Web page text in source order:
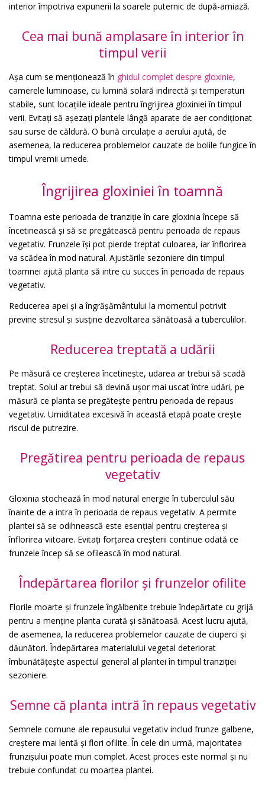
interior împotriva expunerii la soarele puternic de după-amiază.
Cea mai bună amplasare în interior în
timpul verii
Așa cum se menționează în ghidul complet despre gloxinie,
camerele luminoase, cu lumină solară indirectă și temperaturi
stabile, sunt locațiile ideale pentru îngrijirea gloxiniei în timpul
verii. Evitați să așezați plantele lângă aparate de aer condiționat
sau surse de căldură. O bună circulație a aerului ajută, de
asemenea, la reducerea problemelor cauzate de bolile fungice în
timpul vremii umede.
Îngrijirea gloxiniei în toamnă
Toamna este perioada de tranziție în care gloxinia începe să
încetinească și să se pregătească pentru perioada de repaus
vegetativ. Frunzele își pot pierde treptat culoarea, iar înflorirea
va scădea în mod natural. Ajustările sezoniere din timpul
toamnei ajută planta să intre cu succes în perioada de repaus
vegetativ.
Reducerea apei și a îngrășământului la momentul potrivit
previne stresul și susține dezvoltarea sănătoasă a tuberculilor.
Reducerea treptată a udării
Pe măsură ce creșterea încetinește, udarea ar trebui să scadă
treptat. Solul ar trebui să devină ușor mai uscat între udări, pe
măsură ce planta se pregătește pentru perioada de repaus
vegetativ. Umiditatea excesivă în această etapă poate crește
riscul de putrezire.
Pregătirea pentru perioada de repaus
vegetativ
Gloxinia stochează în mod natural energie în tuberculul său
înainte de a intra în perioada de repaus vegetativ. A permite
plantei să se odihnească este esențial pentru creșterea și
înflorirea viitoare. Evitați forțarea creșterii continue odată ce
frunzele încep să se ofilească în mod natural.
Îndepărtarea florilor și frunzelor ofilite
Florile moarte și frunzele îngălbenite trebuie îndepărtate cu grijă
pentru a menține planta curată și sănătoasă. Acest lucru ajută,
de asemenea, la reducerea problemelor cauzate de ciuperci și
dăunători. Îndepărtarea materialului vegetal deteriorat
îmbunătățește aspectul general al plantei în timpul tranziției
sezoniere.
Semne că planta intră în repaus vegetativ
Semnele comune ale repausului vegetativ includ frunze galbene,
creștere mai lentă și flori ofilite. În cele din urmă, majoritatea
frunzișului poate muri complet. Acest proces este normal și nu
trebuie confundat cu moartea plantei.